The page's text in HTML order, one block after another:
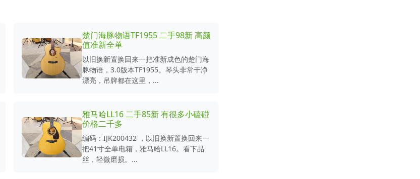
楚门海豚物语TF1955 二手98新 高颜
值准新全单
以旧换新置换回来一把准新成色的楚门海
豚物语，3.0版本TF1955。琴头非常干净
漂亮，吊牌都在这里，...
雅马哈LL16 二手85新 有很多小磕碰
价格二千多
编码：IJK200432 ，以旧换新置换回来一
把41寸全单电箱，雅马哈LL16。看下品
丝，轻微磨损。...